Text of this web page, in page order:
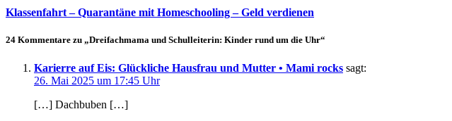
Klassenfahrt – Quarantäne mit Homeschooling – Geld verdienen
24 Kommentare zu „Dreifachmama und Schulleiterin: Kinder rund um die Uhr“
Karierre auf Eis: Glückliche Hausfrau und Mutter • Mami rocks sagt:
26. Mai 2025 um 17:45 Uhr
[…] Dachbuben […]